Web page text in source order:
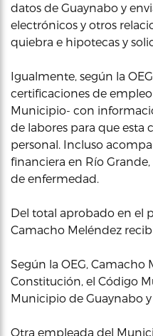
datos de Guaynabo y
electrónicos y otros
quiebra e hipotecas y
Igualmente, según la
certificaciones de
Municipio- con
de labores para que esta
personal. Incluso
financiera en Río
de enfermedad.
Del total aprobado en el
Camacho Meléndez
Según la OEG, Camacho
Constitución, el Código
Municipio de Guaynabo y
Otra empleada del